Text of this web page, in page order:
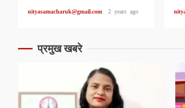
nityasamacharuk@gmail.com 2 years ago
प्रमुख खबरे